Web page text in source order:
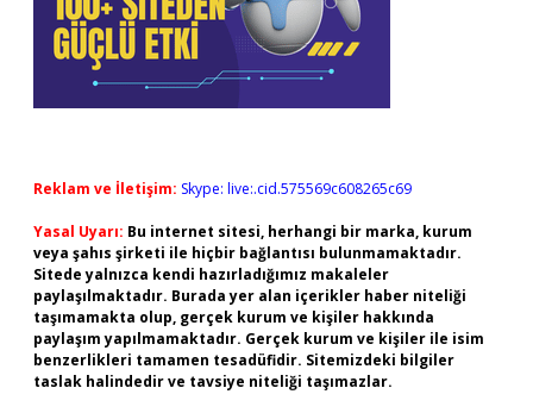
Reklam ve İletişim: Skype: live:.cid.575569c608265c69
Yasal Uyarı: Bu internet sitesi, herhangi bir marka, kurum
veya şahıs şirketi ile hiçbir bağlantısı bulunmamaktadır.
Sitede yalnızca kendi hazırladığımız makaleler
paylaşılmaktadır. Burada yer alan içerikler haber niteliği
taşımamakta olup, gerçek kurum ve kişiler hakkında
paylaşım yapılmamaktadır. Gerçek kurum ve kişiler ile isim
benzerlikleri tamamen tesadüfidir. Sitemizdeki bilgiler
taslak halindedir ve tavsiye niteliği taşımazlar.